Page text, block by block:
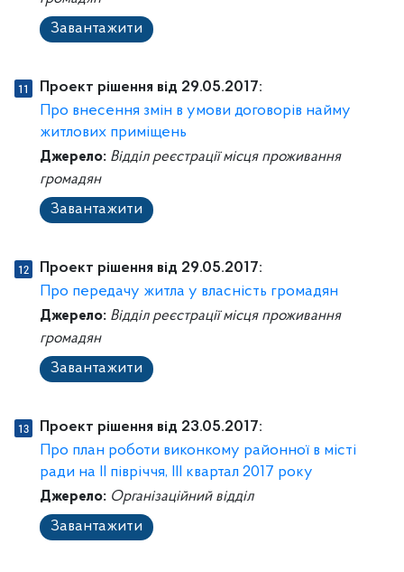
Завантажити
Проект рішення від 29.05.2017:
Про внесення змін в умови договорів найму
житлових приміщень
Джерело: Відділ реєстрації місця проживання
громадян
Завантажити
Проект рішення від 29.05.2017:
Про передачу житла у власність громадян
Джерело: Відділ реєстрації місця проживання
громадян
Завантажити
Проект рішення від 23.05.2017:
Про план роботи виконкому районної в місті
ради на ІI півріччя, ІІІ квартал 2017 року
Джерело: Організаційний відділ
Завантажити